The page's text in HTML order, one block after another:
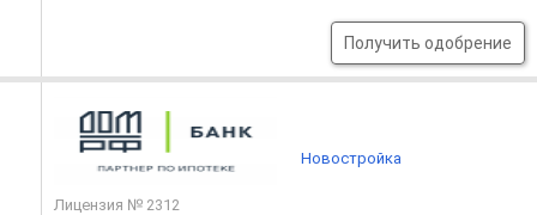
Получить одобрение
Лицензия № 2312
Новостройка